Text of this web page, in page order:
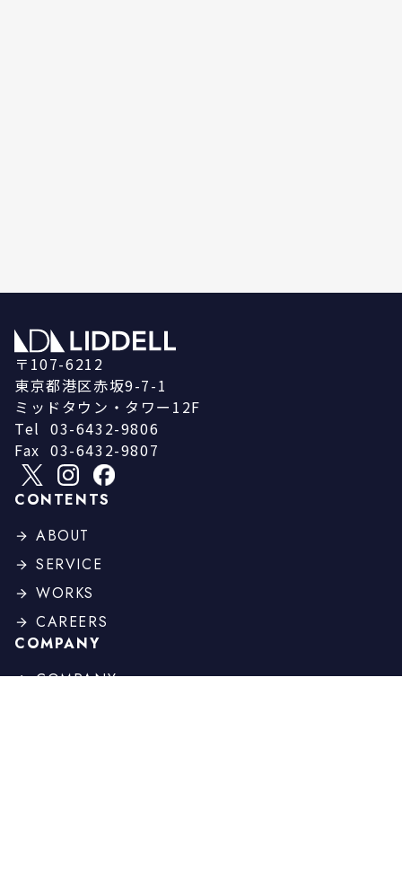
〒107-6212
東京都港区赤坂9-7-1
ミッドタウン・タワー12F
Tel 03-6432-9806
Fax 03-6432-9807
CONTENTS
ABOUT
SERVICE
WORKS
CAREERS
COMPANY
COMPANY